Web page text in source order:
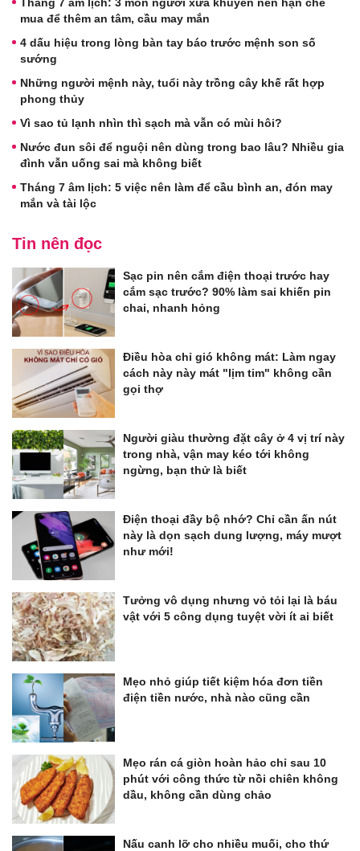
mua để thêm an tâm, cầu may mắn
4 dấu hiệu trong lòng bàn tay báo trước mệnh son số
sướng
Những người mệnh này, tuổi này trồng cây khế rất hợp
phong thủy
Vì sao tủ lạnh nhìn thì sạch mà vẫn có mùi hôi?
Nước đun sôi để nguội nên dùng trong bao lâu? Nhiều gia
đình vẫn uống sai mà không biết
Tháng 7 âm lịch: 5 việc nên làm để cầu bình an, đón may
mắn và tài lộc
Tin nên đọc
Sạc pin nên cắm điện thoại trước hay
cắm sạc trước? 90% làm sai khiến pin
chai, nhanh hỏng
Điều hòa chỉ gió không mát: Làm ngay
cách này này mát "lịm tim" không cần
gọi thợ
Người giàu thường đặt cây ở 4 vị trí này
trong nhà, vận may kéo tới không
ngừng, bạn thử là biết
Điện thoại đầy bộ nhớ? Chỉ cần ấn nút
này là dọn sạch dung lượng, máy mượt
như mới!
Tưởng vô dụng nhưng vỏ tỏi lại là báu
vật với 5 công dụng tuyệt vời ít ai biết
Mẹo nhỏ giúp tiết kiệm hóa đơn tiền
điện tiền nước, nhà nào cũng cần
Mẹo rán cá giòn hoàn hảo chỉ sau 10
phút với công thức từ nồi chiên không
dầu, không cần dùng chảo
Nấu canh lỡ cho nhiều muối, cho thứ